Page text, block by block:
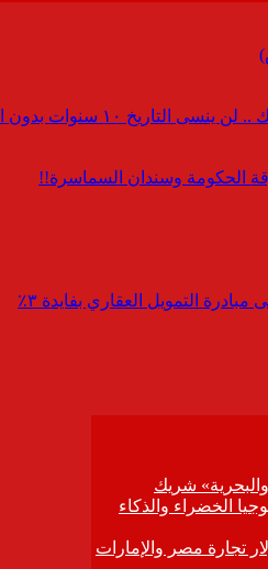
١٠ سنوات بدون انقطاعات
الحكومة وسندان السماسرة!!
التمويل العقاري بفايدة ٣٪